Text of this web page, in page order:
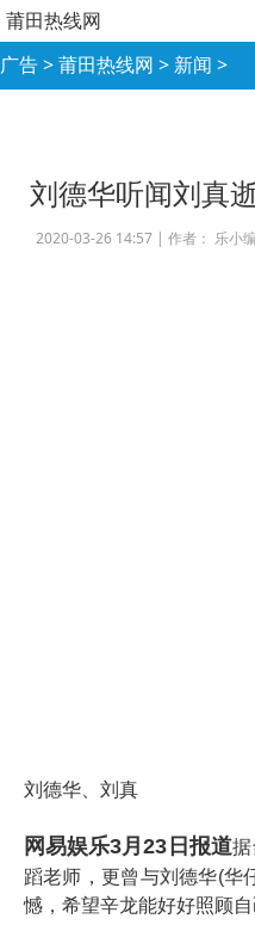
莆田热线网
广告>莆田热线网 > 新闻 >
刘德华听闻刘真
2020-03-26 14:57 | 作者： 乐小编
刘德华、刘真
网易娱乐3月23 日报道据
蹈老师，更曾与刘德华(华
憾，希望辛龙能好好照顾自